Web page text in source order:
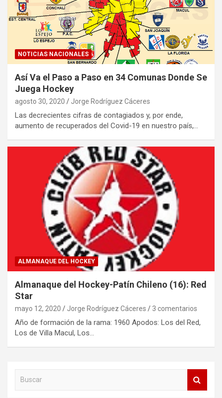
NOTICIAS NACIONALES
Así Va el Paso a Paso en 34 Comunas Donde Se
Juega Hockey
agosto 30, 2020 Jorge Rodríguez Cáceres
Las decrecientes cifras de contagiados y, por ende,
aumento de recuperados del Covid-19 en nuestro país,…
ALMANAQUE DEL HOCKEY
Almanaque del Hockey-Patín Chileno (16): Red
Star
mayo 12, 2020 Jorge Rodríguez Cáceres 3 comentarios
Año de formación de la rama: 1960 Apodos: Los del Red,
Los de Villa Macul, Los…